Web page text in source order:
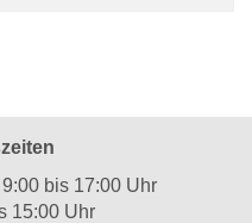
bis 17:00 Uhr
15:00 Uhr